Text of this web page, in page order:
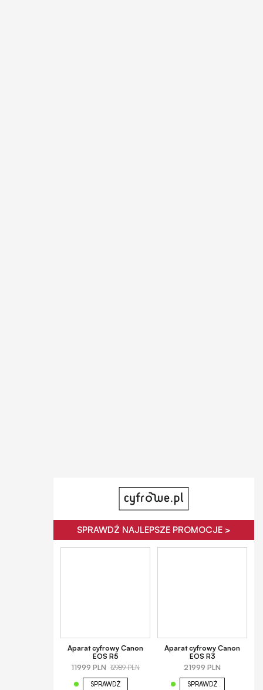
SPRAWDŹ NAJLEPSZE PROMOCJE >
Aparat cyfrowy Canon
EOS R5
11999 PLN 12989 PLN
SPRAWDŹ
Aparat cyfrowy Canon
EOS R3
21999 PLN
SPRAWDŹ